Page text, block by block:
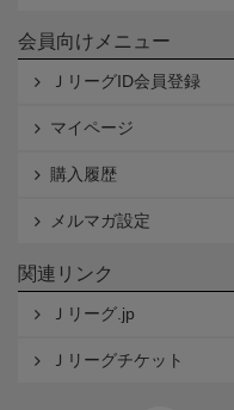
会員向けメニュー
ＪリーグID会員登録
マイページ
購入履歴
メルマガ設定
関連リンク
Ｊリーグ.jp
Ｊリーグチケット